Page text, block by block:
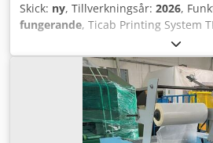
Skick: ny, Tillverkningsår: 2026,
fungerande, Ticab Printing System
konsolupphängd utrustning som
mycket stora objekt under
justeras upp till 30 cm ovanför
matning av vikta kartonglådor eller
föremål. Högkvalitativt
HP ger utmärkt motståndskraft mot
vatten efter att bilden har torkat.